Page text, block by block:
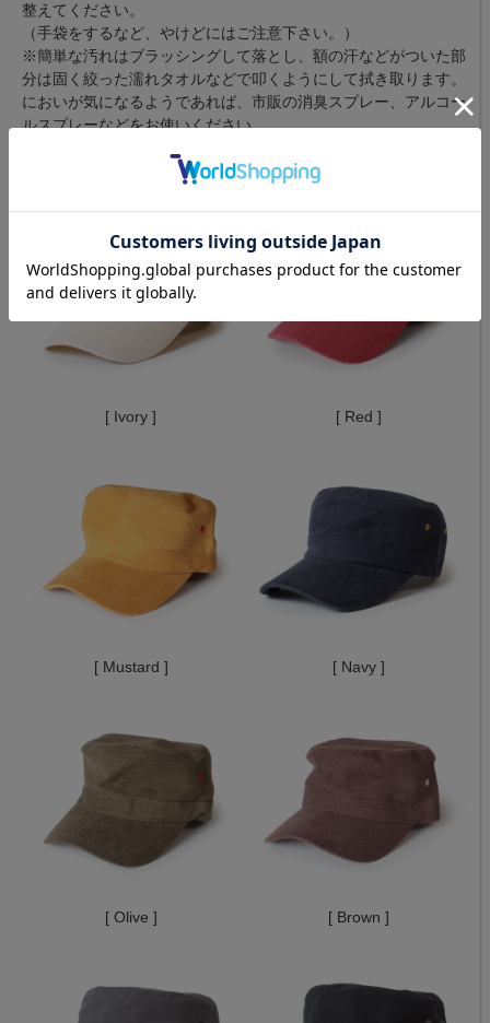
整えてください。
（手袋をするなど、やけどにはご注意下さい。）
※簡単な汚れはブラッシングして落とし、額の汗などがついた部
分は固く絞った濡れタオルなどで叩くようにして拭き取ります。
においが気になるようであれば、市販の消臭スプレー、アルコー
ルスプレーなどをお使いください。
[ Ivory ] [ Red ]
[ Mustard ] [ Navy ]
[ Olive ] [ Brown ]